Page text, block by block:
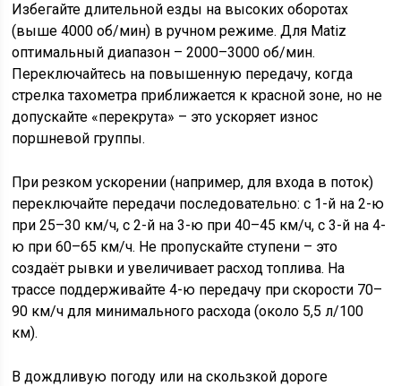
Избегайте длительной езды на высоких оборотах
(выше 4000 об/мин) в ручном режиме. Для Matiz
оптимальный диапазон – 2000–3000 об/мин.
Переключайтесь на повышенную передачу, когда
стрелка тахометра приближается к красной зоне, но не
допускайте «перекрута» – это ускоряет износ
поршневой группы.
При резком ускорении (например, для входа в поток)
переключайте передачи последовательно: с 1-й на 2-ю
при 25–30 км/ч, с 2-й на 3-ю при 40–45 км/ч, с 3-й на 4-
ю при 60–65 км/ч. Не пропускайте ступени – это
создаёт рывки и увеличивает расход топлива. На
трассе поддерживайте 4-ю передачу при скорости 70–
90 км/ч для минимального расхода (около 5,5 л/100
км).
В дождливую погоду или на скользкой дороге